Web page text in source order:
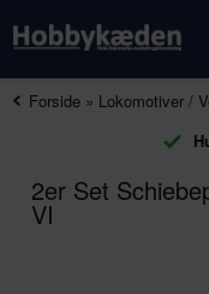
Forside » Lokomotiver /
2er Set
VI